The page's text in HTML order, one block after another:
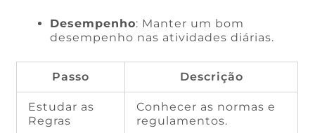
Desempenho: Manter um bom
desempenho nas atividades diárias.
Passo Descrição
Estudar as
Regras
Conhecer as normas e
regulamentos.